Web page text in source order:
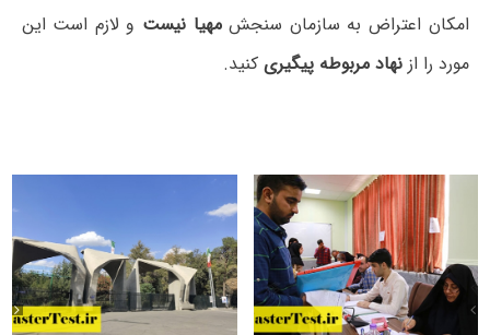
امکان اعتراض به سازمان سنجشمهیا نیست و لازم است این
مورد را ازنهاد مربوطه پیگیری کنید.